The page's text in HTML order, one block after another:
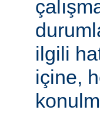
ilgili
içine,